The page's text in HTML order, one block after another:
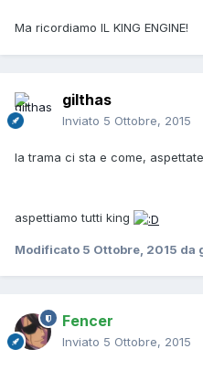
Ma ricordiamo IL KING ENGINE!
gilthas
Inviato 5 Ottobre, 2015
la trama ci sta e come,
aspettiamo tutti king
Modificato 5 Ottobre, 2015 da
Fencer
Inviato 5 Ottobre, 2015